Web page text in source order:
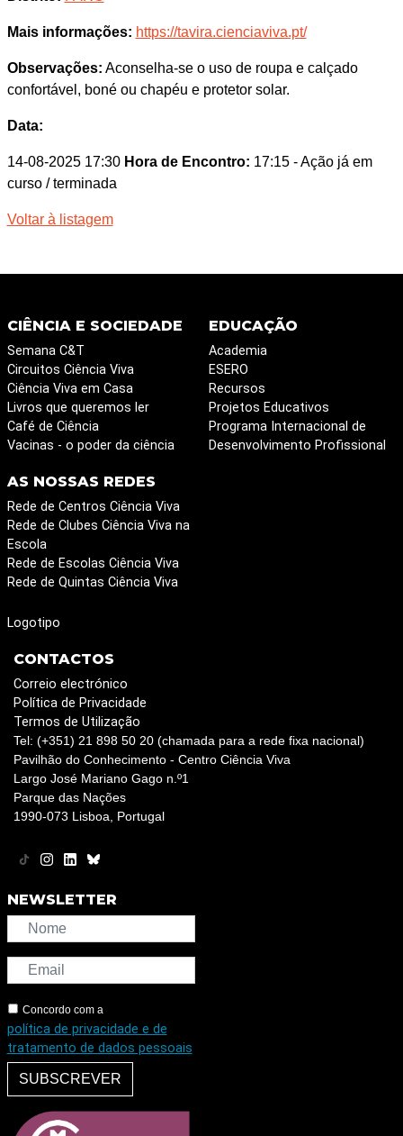
Mais informações: https://tavira.cienciaviva.pt/
Observações: Aconselha-se o uso de roupa e calçado
confortável, boné ou chapéu e protetor solar.
Data:
14-08-2025 17:30 Hora de Encontro: 17:15 - Ação já em
curso / terminada
Voltar à listagem
CIÊNCIA E SOCIEDADE
Semana C&T
Circuitos Ciência Viva
Ciência Viva em Casa
Livros que queremos ler
Café de Ciência
Vacinas - o poder da ciência
EDUCAÇÃO
Academia
ESERO
Recursos
Projetos Educativos
Programa Internacional de
Desenvolvimento Profissional
AS NOSSAS REDES
Rede de Centros Ciência Viva
Rede de Clubes Ciência Viva na
Escola
Rede de Escolas Ciência Viva
Rede de Quintas Ciência Viva
Logotipo
CONTACTOS
Correio electrónico
Política de Privacidade
Termos de Utilização
Tel: (+351) 21 898 50 20 (chamada para a rede fixa nacional)
Pavilhão do Conhecimento - Centro Ciência Viva
Largo José Mariano Gago n.º1
Parque das Nações
1990-073 Lisboa, Portugal
NEWSLETTER
Concordo com a
política de privacidade e de
tratamento de dados pessoais
SUBSCREVER